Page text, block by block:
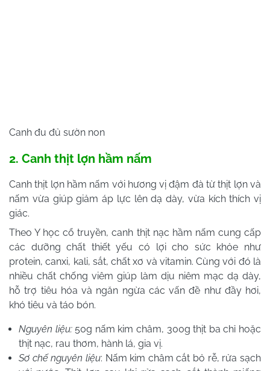
Canh đu đủ sườn non
2. Canh thịt lợn hầm nấm
Canh thịt lợn hầm nấm với hương vị đậm đà từ thịt lợn và
nấm vừa giúp giảm áp lực lên dạ dày, vừa kích thích vị
giác.
Theo Y học cổ truyền, canh thịt nạc hầm nấm cung cấp
các dưỡng chất thiết yếu có lợi cho sức khỏe như
protein, canxi, kali, sắt, chất xơ và vitamin. Cùng với đó là
nhiều chất chống viêm giúp làm dịu niêm mạc dạ dày,
hỗ trợ tiêu hóa và ngăn ngừa các vấn đề như đầy hơi,
khó tiêu và táo bón.
Nguyên liệu:50g nấm kim châm, 300g thịt ba chỉ hoặc
thịt nạc, rau thơm, hành lá, gia vị.
Sơ chế nguyên liệu: Nấm kim châm cắt bỏ rễ, rửa sạch